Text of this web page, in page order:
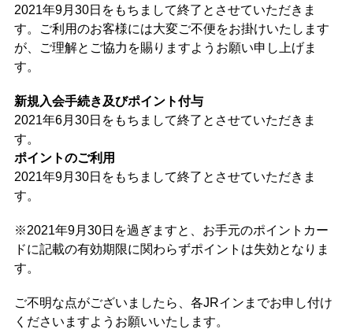
2021年9月30日をもちまして終了とさせていただきま
す。ご利用のお客様には大変ご不便をお掛けいたします
が、ご理解とご協力を賜りますようお願い申し上げま
す。
新規入会手続き及びポイント付与
2021年6月30日をもちまして終了とさせていただきま
す。
ポイントのご利用
2021年9月30日をもちまして終了とさせていただきま
す。
※2021年9月30日を過ぎますと、お手元のポイントカー
ドに記載の有効期限に関わらずポイントは失効となりま
す。
ご不明な点がございましたら、各JRインまでお申し付け
くださいますようお願いいたします。